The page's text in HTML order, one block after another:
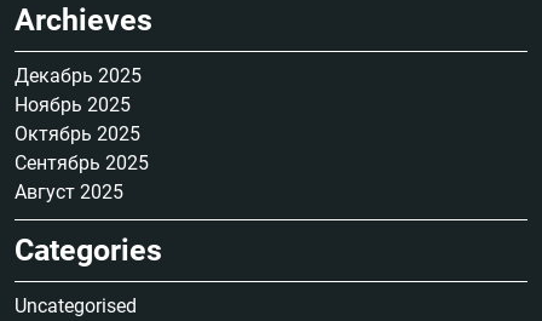
Archieves
Декабрь 2025
Ноябрь 2025
Октябрь 2025
Сентябрь 2025
Август 2025
Categories
Uncategorised